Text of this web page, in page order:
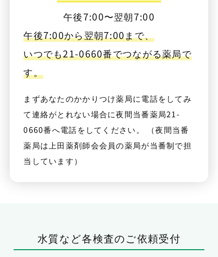
午後7:00〜翌朝7:00
午後7:00から翌朝7:00まで、
いつでも21-0660番でつながる薬局で
す。
まずあなたのかかりつけ薬局に電話をしてみ
て連絡がとれない場合に夜間当番薬局21-
0660番へ電話をしてください。 （夜間当番
薬局は上田薬剤師会会員の薬局が当番制で担
当しています）
水質など各検査のご依頼受付